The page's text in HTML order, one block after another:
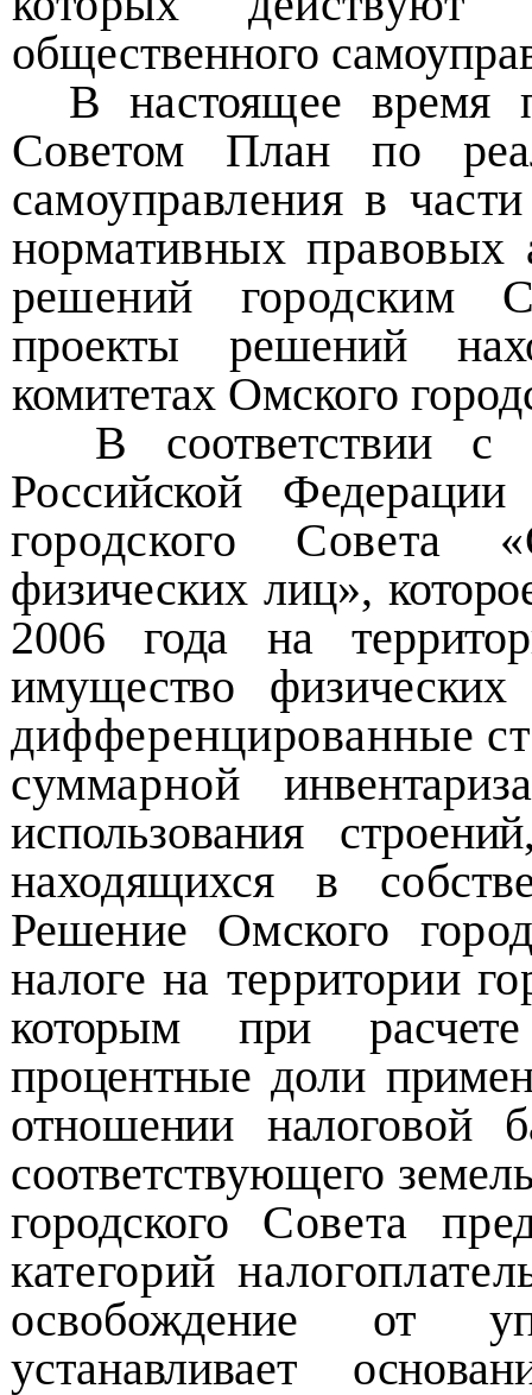
общественного
В настоящее время
Советом План по
самоуправления в
нормативных правовых
решений городским
проекты решений
комитетах Омского
В соответствии с
Российской
городского
физических лиц»,
2006 года на
имущество
дифференцированные
суммарной
использования
находящихся в
Решение Омского
налоге на территории
которым при
процентные доли
отношении налоговой
соответствующего
городского Совета
категорий
освобождение от
устанавливает